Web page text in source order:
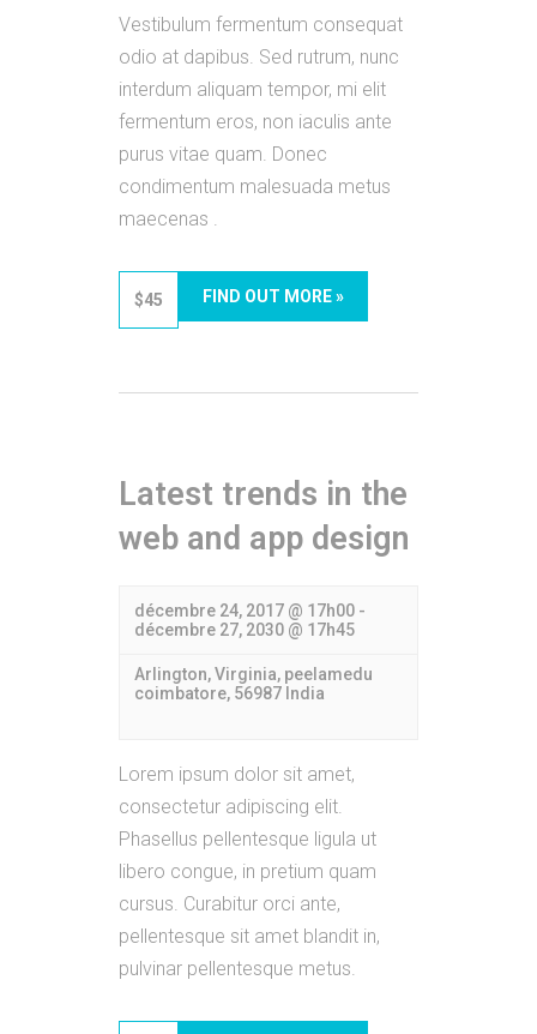
Vestibulum fermentum consequat
odio at dapibus. Sed rutrum, nunc
interdum aliquam tempor, mi elit
fermentum eros, non iaculis ante
purus vitae quam. Donec
condimentum malesuada metus
maecenas .
$45 FIND OUT MORE »
Latest trends in the
web and app design
décembre 24, 2017 @ 17h00 -
décembre 27, 2030 @ 17h45
Arlington, Virginia, peelamedu
coimbatore, 56987 India
Lorem ipsum dolor sit amet,
consectetur adipiscing elit.
Phasellus pellentesque ligula ut
libero congue, in pretium quam
cursus. Curabitur orci ante,
pellentesque sit amet blandit in,
pulvinar pellentesque metus.